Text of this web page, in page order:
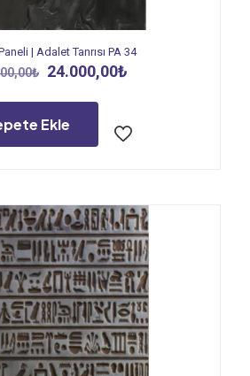
| Adalet Tanrısı PA 34
₺ Orijinal
28.800,00₺.
24.000,00₺
Ekle